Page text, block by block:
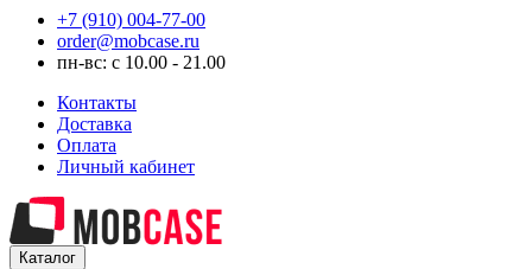
+7 (910) 004-77-00
order@mobcase.ru
пн-вс: с 10.00 - 21.00
Контакты
Доставка
Оплата
Личный кабинет
Каталог